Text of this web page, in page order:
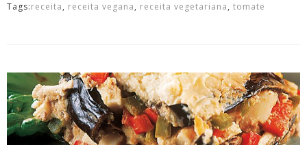
Tags:receita, receita vegana, receita vegetariana, tomate